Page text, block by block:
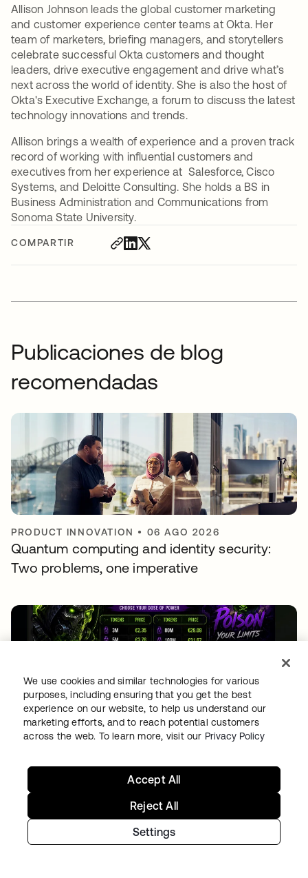
COMPARTIR
Allison Johnson leads the global customer marketing
and customer experience center teams at Okta. Her
team of marketers, briefing managers, and storytellers
celebrate successful Okta customers and thought
leaders, drive executive engagement and drive what’s
next across the world of identity. She is also the host of
Okta's Executive Exchange, a forum to discuss the latest
technology innovations and trends.
Allison brings a wealth of experience and a proven track
record of working with influential customers and
executives from her experience at Salesforce, Cisco
Systems, and Deloitte Consulting. She holds a BS in
Business Administration and Communications from
Sonoma State University.
Publicaciones de blog
recomendadas
PRODUCT INNOVATION • 06 AGO 2026
Quantum computing and identity security:
Two problems, one imperative
THREAT INTELLIGENCE •04 AGO 2026
Free tokens for sale: How fake signups drive AI
We use cookies and similar technologies for various
purposes, including ensuring that you get the best
experience on our website, to help us understand our
marketing efforts, and to reach potential customers
across the web. To learn more, visit our Privacy Policy
Settings
Reject All
Accept All